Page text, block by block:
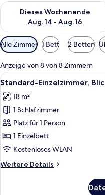
Dieses Wochenende
Aug. 14 - Aug. 16
Überprüfe die Verfügbarkeit
Verfügbare
Filter
für
Zimmer
Alle Zimmer 1 Bett 2 Betten
Anzeige von 8 von 8 Zimmern
Alle
Fotos
für
Standard-
Einzelzimmer,
Blick
auf
Innenhof
1
Standard-Einzelzimmer,
18 m²
1 Schlafzimmer
Platz für 1 Person
1 Einzelbett
Kostenloses WLAN
Weitere Details
Weitere